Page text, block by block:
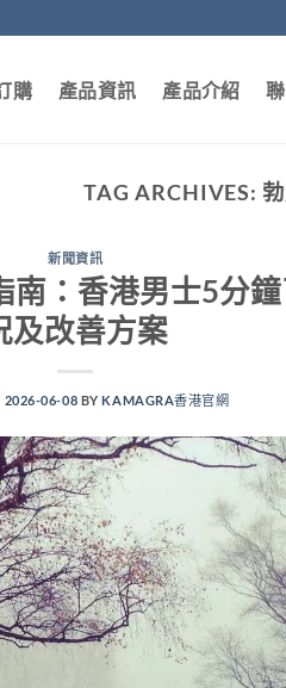
購 產品資訊 產品介紹
TAG ARCHIVES:
新聞資訊
南：香港男士5分
及改善方案
2026-06-08 BYKAMAGRA香港官網